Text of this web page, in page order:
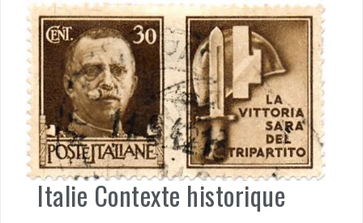
Italie Contexte historique